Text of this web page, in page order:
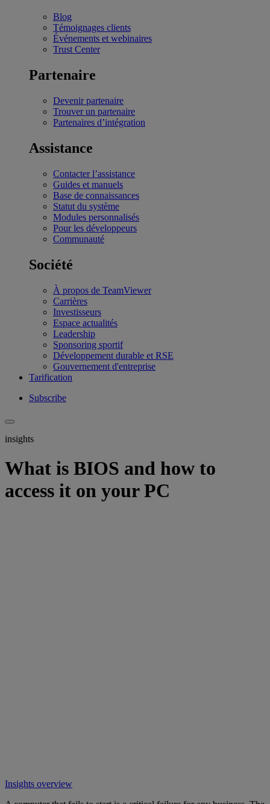
Blog
Témoignages clients
Événements et webinaires
Trust Center
Partenaire
Devenir partenaire
Trouver un partenaire
Partenaires d’intégration
Assistance
Contacter l’assistance
Guides et manuels
Base de connaissances
Statut du système
Modules personnalisés
Pour les développeurs
Communauté
Société
À propos de TeamViewer
Carrières
Investisseurs
Espace actualités
Leadership
Sponsoring sportif
Développement durable et RSE
Gouvernement d'entreprise
Tarification
Subscribe
insights
What is BIOS and how to
access it on your PC
Insights overview